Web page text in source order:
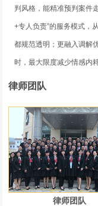
判风格，能精准预判案件
+专人负责”的服务模式，
都规范透明；更融入调解
时，最大限度减少情感内
律师团队
律师团队